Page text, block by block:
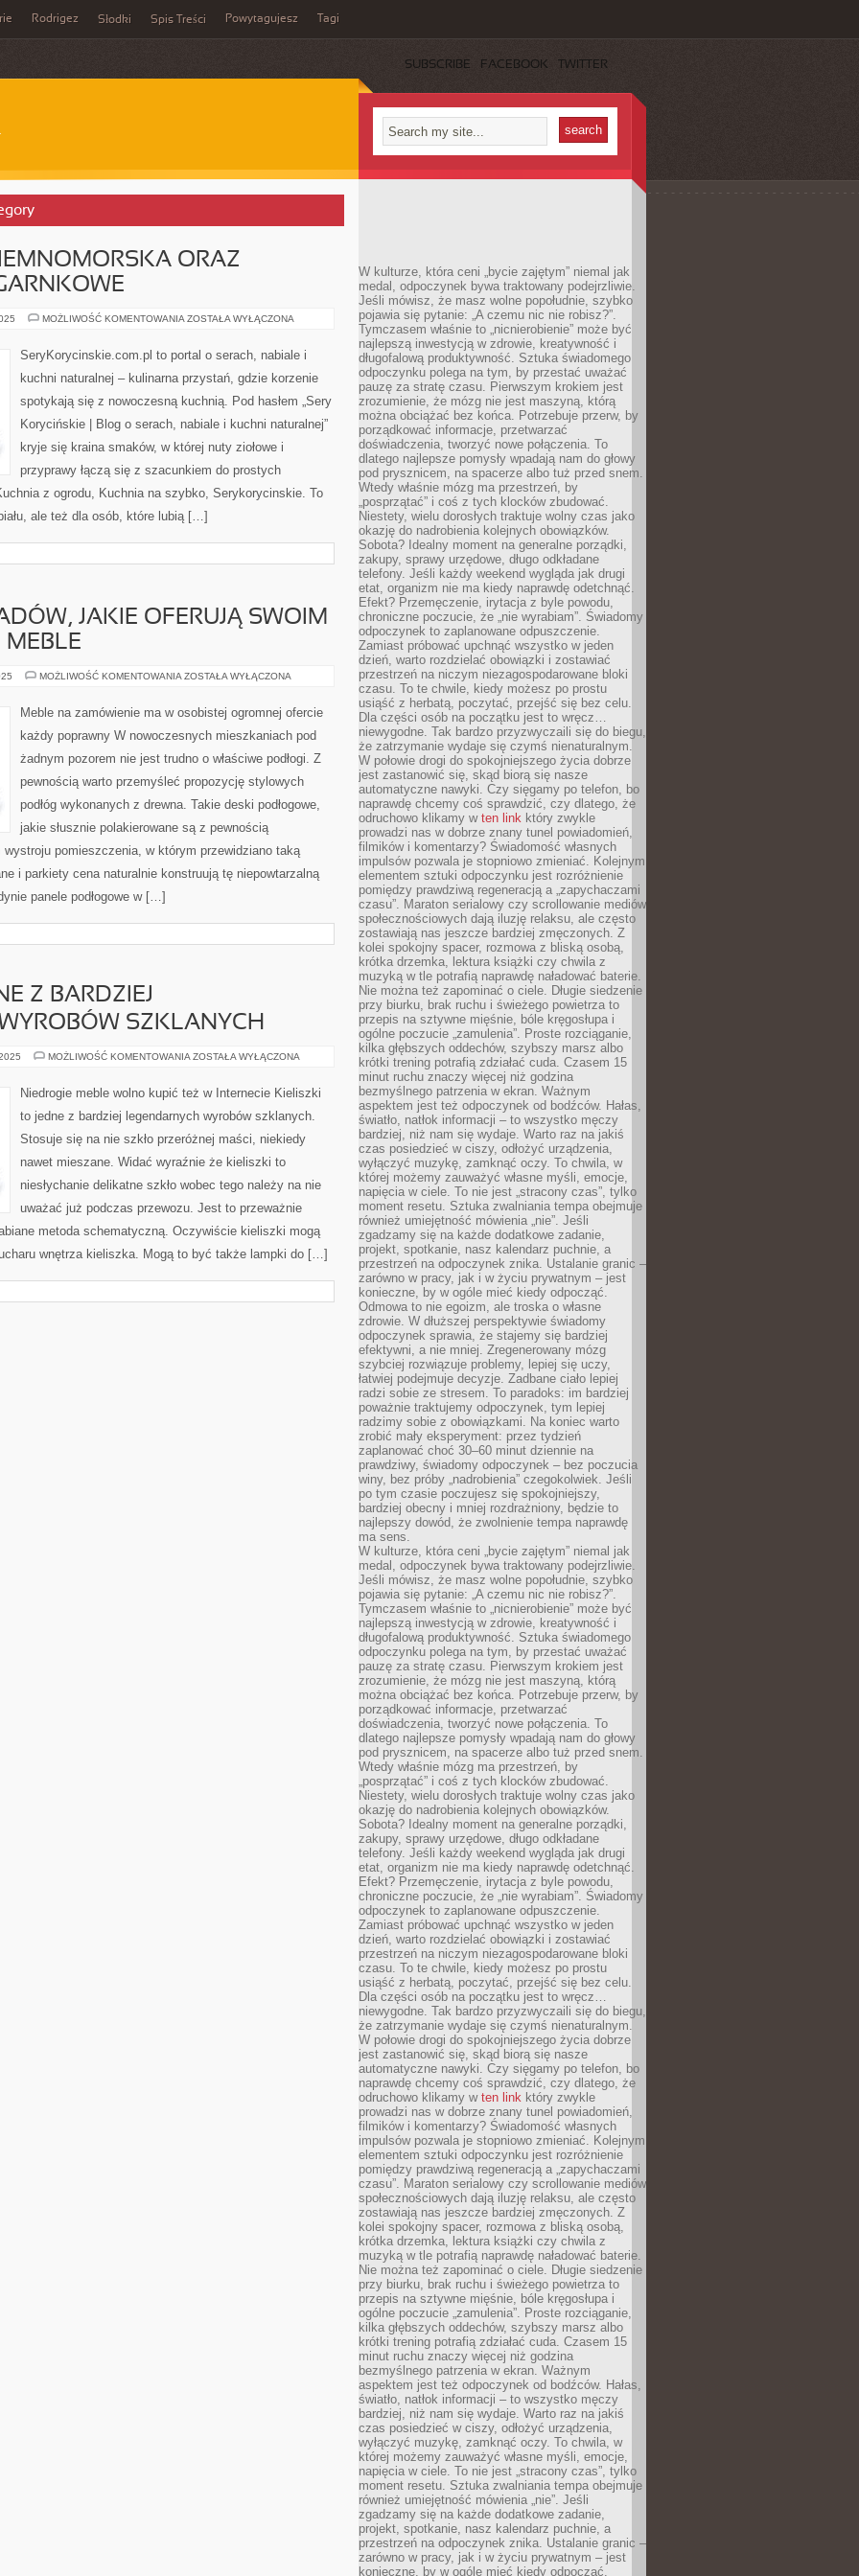
Rodrigez Słodki Spis Treści Powytagujesz Tagi
SUBSCRIBE FACEBOOK TWITTER
ORAZ
MOŻLIWOŚĆ KOMENTOWANIA KUCHNIA
PRZEPISY
JEDNOGARNKOWE
ZOSTAŁA WYŁĄCZONA
SeryKorycinskie.com.pl to portal o serach, nabiale i
kuchni naturalnej – kulinarna przystań, gdzie korzenie
spotykają się z nowoczesną kuchnią. Pod hasłem „Sery
Korycińskie | Blog o serach, nabiale i kuchni naturalnej”
kryje się kraina smaków, w której nuty ziołowe i
przyprawy łączą się z szacunkiem do prostych
z ogrodu, Kuchnia na szybko, Serykorycinskie. To
ale też dla osób, które lubią […]
JAKIE OFERUJĄ SWOIM
MEBLE
MOŻLIWOŚĆ KOMENTOWANIA MNÓSTWO
OFERUJĄ
SWOIM
MEBLE
ZOSTAŁA WYŁĄCZONA
Meble na zamówienie ma w osobistej ogromnej ofercie
każdy poprawny W nowoczesnych mieszkaniach pod
żadnym pozorem nie jest trudno o właściwe podłogi. Z
pewnością warto przemyśleć propozycję stylowych
podłóg wykonanych z drewna. Takie deski podłogowe,
jakie słusznie polakierowane są z pewnością
wystroju pomieszczenia, w którym przewidziano taką
i parkiety cena naturalnie konstruują tę niepowtarzalną
panele podłogowe w […]
Z BARDZIEJ
SZKLANYCH
MOŻLIWOŚĆ KOMENTOWANIA KIELISZKI
Z
BARDZIEJ
WYROBÓW
ZOSTAŁA WYŁĄCZONA
Niedrogie meble wolno kupić też w Internecie Kieliszki
to jedne z bardziej legendarnych wyrobów szklanych.
Stosuje się na nie szkło przeróżnej maści, niekiedy
nawet mieszane. Widać wyraźnie że kieliszki to
niesłychanie delikatne szkło wobec tego należy na nie
uważać już podczas przewozu. Jest to przeważnie
metoda schematyczną. Oczywiście kieliszki mogą
wnętrza kieliszka. Mogą to być także lampki do […]
W kulturze, która ceni „bycie zajętym” niemal jak
medal, odpoczynek bywa traktowany podejrzliwie.
Jeśli mówisz, że masz wolne popołudnie, szybko
pojawia się pytanie: „A czemu nic nie robisz?”.
Tymczasem właśnie to „nicnierobienie” może być
najlepszą inwestycją w zdrowie, kreatywność i
długofalową produktywność. Sztuka świadomego
odpoczynku polega na tym, by przestać uważać
pauzę za stratę czasu. Pierwszym krokiem jest
zrozumienie, że mózg nie jest maszyną, którą
można obciążać bez końca. Potrzebuje przerw, by
porządkować informacje, przetwarzać
doświadczenia, tworzyć nowe połączenia. To
dlatego najlepsze pomysły wpadają nam do głowy
pod prysznicem, na spacerze albo tuż przed snem.
Wtedy właśnie mózg ma przestrzeń, by
„posprzątać” i coś z tych klocków zbudować.
Niestety, wielu dorosłych traktuje wolny czas jako
okazję do nadrobienia kolejnych obowiązków.
Sobota? Idealny moment na generalne porządki,
zakupy, sprawy urzędowe, długo odkładane
telefony. Jeśli każdy weekend wygląda jak drugi
etat, organizm nie ma kiedy naprawdę odetchnąć.
Efekt? Przemęczenie, irytacja z byle powodu,
chroniczne poczucie, że „nie wyrabiam”. Świadomy
odpoczynek to zaplanowane odpuszczenie.
Zamiast próbować upchnąć wszystko w jeden
dzień, warto rozdzielać obowiązki i zostawiać
przestrzeń na niczym niezagospodarowane bloki
czasu. To te chwile, kiedy możesz po prostu
usiąść z herbatą, poczytać, przejść się bez celu.
Dla części osób na początku jest to wręcz…
niewygodne. Tak bardzo przyzwyczaili się do biegu,
że zatrzymanie wydaje się czymś nienaturalnym.
W połowie drogi do spokojniejszego życia dobrze
jest zastanowić się, skąd biorą się nasze
automatyczne nawyki. Czy sięgamy po telefon, bo
naprawdę chcemy coś sprawdzić, czy dlatego, że
odruchowo klikamy w ten link który zwykle
prowadzi nas w dobrze znany tunel powiadomień,
filmików i komentarzy? Świadomość własnych
impulsów pozwala je stopniowo zmieniać. Kolejnym
elementem sztuki odpoczynku jest rozróżnienie
pomiędzy prawdziwą regeneracją a „zapychaczami
czasu”. Maraton serialowy czy scrollowanie mediów
społecznościowych dają iluzję relaksu, ale często
zostawiają nas jeszcze bardziej zmęczonych. Z
kolei spokojny spacer, rozmowa z bliską osobą,
krótka drzemka, lektura książki czy chwila z
muzyką w tle potrafią naprawdę naładować baterie.
Nie można też zapominać o ciele. Długie siedzenie
przy biurku, brak ruchu i świeżego powietrza to
przepis na sztywne mięśnie, bóle kręgosłupa i
ogólne poczucie „zamulenia”. Proste rozciąganie,
kilka głębszych oddechów, szybszy marsz albo
krótki trening potrafią zdziałać cuda. Czasem 15
minut ruchu znaczy więcej niż godzina
bezmyślnego patrzenia w ekran. Ważnym
aspektem jest też odpoczynek od bodźców. Hałas,
światło, natłok informacji – to wszystko męczy
bardziej, niż nam się wydaje. Warto raz na jakiś
czas posiedzieć w ciszy, odłożyć urządzenia,
wyłączyć muzykę, zamknąć oczy. To chwila, w
której możemy zauważyć własne myśli, emocje,
napięcia w ciele. To nie jest „stracony czas”, tylko
moment resetu. Sztuka zwalniania tempa obejmuje
również umiejętność mówienia „nie”. Jeśli
zgadzamy się na każde dodatkowe zadanie,
projekt, spotkanie, nasz kalendarz puchnie, a
przestrzeń na odpoczynek znika. Ustalanie granic –
zarówno w pracy, jak i w życiu prywatnym – jest
konieczne, by w ogóle mieć kiedy odpocząć.
Odmowa to nie egoizm, ale troska o własne
zdrowie. W dłuższej perspektywie świadomy
odpoczynek sprawia, że stajemy się bardziej
efektywni, a nie mniej. Zregenerowany mózg
szybciej rozwiązuje problemy, lepiej się uczy,
łatwiej podejmuje decyzje. Zadbane ciało lepiej
radzi sobie ze stresem. To paradoks: im bardziej
poważnie traktujemy odpoczynek, tym lepiej
radzimy sobie z obowiązkami. Na koniec warto
zrobić mały eksperyment: przez tydzień
zaplanować choć 30–60 minut dziennie na
prawdziwy, świadomy odpoczynek – bez poczucia
winy, bez próby „nadrobienia” czegokolwiek. Jeśli
po tym czasie poczujesz się spokojniejszy,
bardziej obecny i mniej rozdrażniony, będzie to
najlepszy dowód, że zwolnienie tempa naprawdę
ma sens.
W kulturze, która ceni „bycie zajętym” niemal jak
medal, odpoczynek bywa traktowany podejrzliwie.
Jeśli mówisz, że masz wolne popołudnie, szybko
pojawia się pytanie: „A czemu nic nie robisz?”.
Tymczasem właśnie to „nicnierobienie” może być
najlepszą inwestycją w zdrowie, kreatywność i
długofalową produktywność. Sztuka świadomego
odpoczynku polega na tym, by przestać uważać
pauzę za stratę czasu. Pierwszym krokiem jest
zrozumienie, że mózg nie jest maszyną, którą
można obciążać bez końca. Potrzebuje przerw, by
porządkować informacje, przetwarzać
doświadczenia, tworzyć nowe połączenia. To
dlatego najlepsze pomysły wpadają nam do głowy
pod prysznicem, na spacerze albo tuż przed snem.
Wtedy właśnie mózg ma przestrzeń, by
„posprzątać” i coś z tych klocków zbudować.
Niestety, wielu dorosłych traktuje wolny czas jako
okazję do nadrobienia kolejnych obowiązków.
Sobota? Idealny moment na generalne porządki,
zakupy, sprawy urzędowe, długo odkładane
telefony. Jeśli każdy weekend wygląda jak drugi
etat, organizm nie ma kiedy naprawdę odetchnąć.
Efekt? Przemęczenie, irytacja z byle powodu,
chroniczne poczucie, że „nie wyrabiam”. Świadomy
odpoczynek to zaplanowane odpuszczenie.
Zamiast próbować upchnąć wszystko w jeden
dzień, warto rozdzielać obowiązki i zostawiać
przestrzeń na niczym niezagospodarowane bloki
czasu. To te chwile, kiedy możesz po prostu
usiąść z herbatą, poczytać, przejść się bez celu.
Dla części osób na początku jest to wręcz…
niewygodne. Tak bardzo przyzwyczaili się do biegu,
że zatrzymanie wydaje się czymś nienaturalnym.
W połowie drogi do spokojniejszego życia dobrze
jest zastanowić się, skąd biorą się nasze
automatyczne nawyki. Czy sięgamy po telefon, bo
naprawdę chcemy coś sprawdzić, czy dlatego, że
odruchowo klikamy w ten link który zwykle
prowadzi nas w dobrze znany tunel powiadomień,
filmików i komentarzy? Świadomość własnych
impulsów pozwala je stopniowo zmieniać. Kolejnym
elementem sztuki odpoczynku jest rozróżnienie
pomiędzy prawdziwą regeneracją a „zapychaczami
czasu”. Maraton serialowy czy scrollowanie mediów
społecznościowych dają iluzję relaksu, ale często
zostawiają nas jeszcze bardziej zmęczonych. Z
kolei spokojny spacer, rozmowa z bliską osobą,
krótka drzemka, lektura książki czy chwila z
muzyką w tle potrafią naprawdę naładować baterie.
Nie można też zapominać o ciele. Długie siedzenie
przy biurku, brak ruchu i świeżego powietrza to
przepis na sztywne mięśnie, bóle kręgosłupa i
ogólne poczucie „zamulenia”. Proste rozciąganie,
kilka głębszych oddechów, szybszy marsz albo
krótki trening potrafią zdziałać cuda. Czasem 15
minut ruchu znaczy więcej niż godzina
bezmyślnego patrzenia w ekran. Ważnym
aspektem jest też odpoczynek od bodźców. Hałas,
światło, natłok informacji – to wszystko męczy
bardziej, niż nam się wydaje. Warto raz na jakiś
czas posiedzieć w ciszy, odłożyć urządzenia,
wyłączyć muzykę, zamknąć oczy. To chwila, w
której możemy zauważyć własne myśli, emocje,
napięcia w ciele. To nie jest „stracony czas”, tylko
moment resetu. Sztuka zwalniania tempa obejmuje
również umiejętność mówienia „nie”. Jeśli
zgadzamy się na każde dodatkowe zadanie,
projekt, spotkanie, nasz kalendarz puchnie, a
przestrzeń na odpoczynek znika. Ustalanie granic –
zarówno w pracy, jak i w życiu prywatnym – jest
konieczne, by w ogóle mieć kiedy odpocząć.